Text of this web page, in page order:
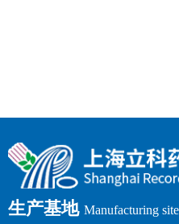
生产基地 Manufacturing site